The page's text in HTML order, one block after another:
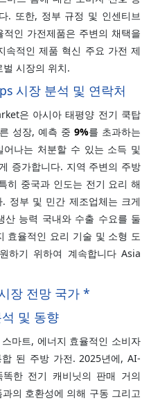
. 또한, 정부 규정 및 인센티브
인 가전제품은 주변의 채택을
속적인 제품 혁신 주요 가전 제
시장의 위치.
시장 분석 및 연락처
은 아시아 태평양 전기 쿡탑
성장, 예측 중 9%를 초과하는
어나는 처분할 수 있는 소득 및
증가합니다. 지역 주변의 주방
히 중국과 인도는 전기 요리 해
정부 및 민간 제조업체는 크게
능력 국내와 수출 수요를 둘
효율적인 요리 기술 및 소형 도
하기 위하여 계속합니다 Asia
장 전망 국가 *
및 동향
마트, 에너지 효율적인 소비자
된 주방 가전. 2025년에, AI-
한 전기 캐비닛의 판매 거의
의 호환성에 의해 구동 그리고